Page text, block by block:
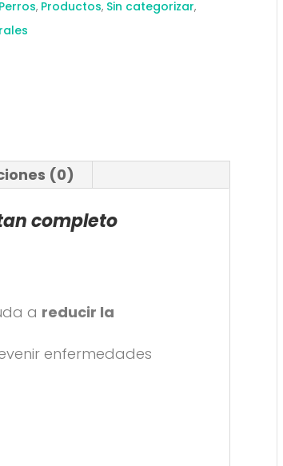
Perros, Productos, Sin categorizar,
(0)
completo
a reducir la
enfermedades